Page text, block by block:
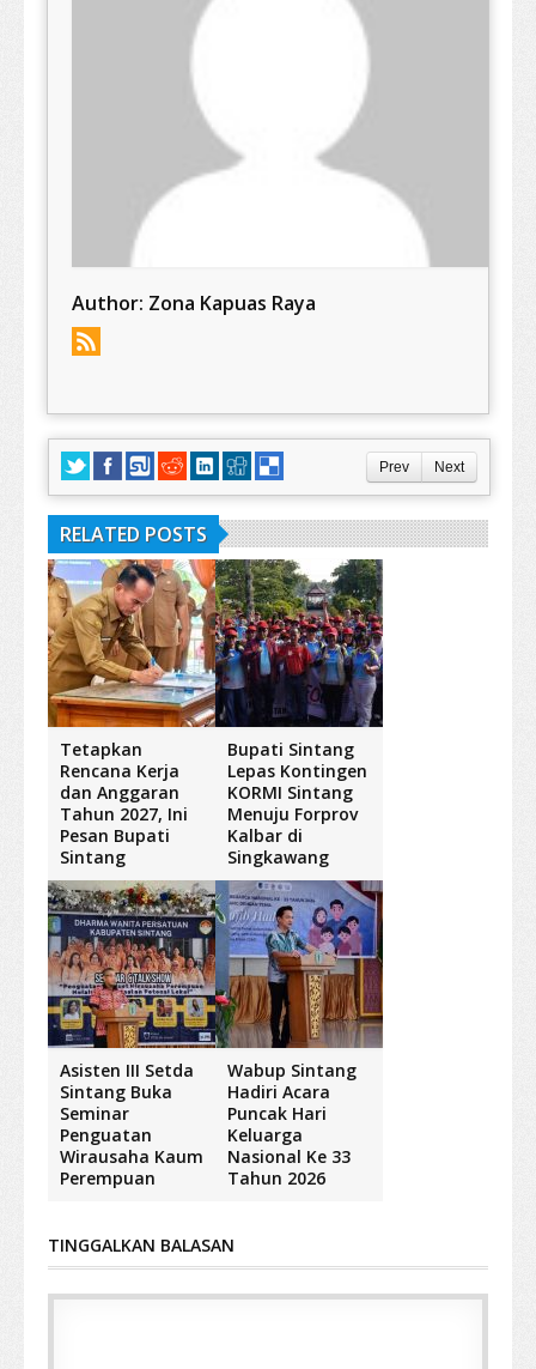
Author: Zona Kapuas Raya
Prev Next
RELATED POSTS
Tetapkan
Rencana Kerja
dan Anggaran
Tahun 2027, Ini
Pesan Bupati
Sintang
Bupati Sintang
Lepas Kontingen
KORMI Sintang
Menuju Forprov
Kalbar di
Singkawang
Asisten III Setda
Sintang Buka
Seminar
Penguatan
Wirausaha Kaum
Perempuan
Wabup Sintang
Hadiri Acara
Puncak Hari
Keluarga
Nasional Ke 33
Tahun 2026
TINGGALKAN BALASAN